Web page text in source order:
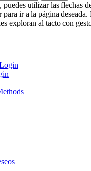
puedes utilizar las flechas
para ir a la página deseada.
exploran al tacto con